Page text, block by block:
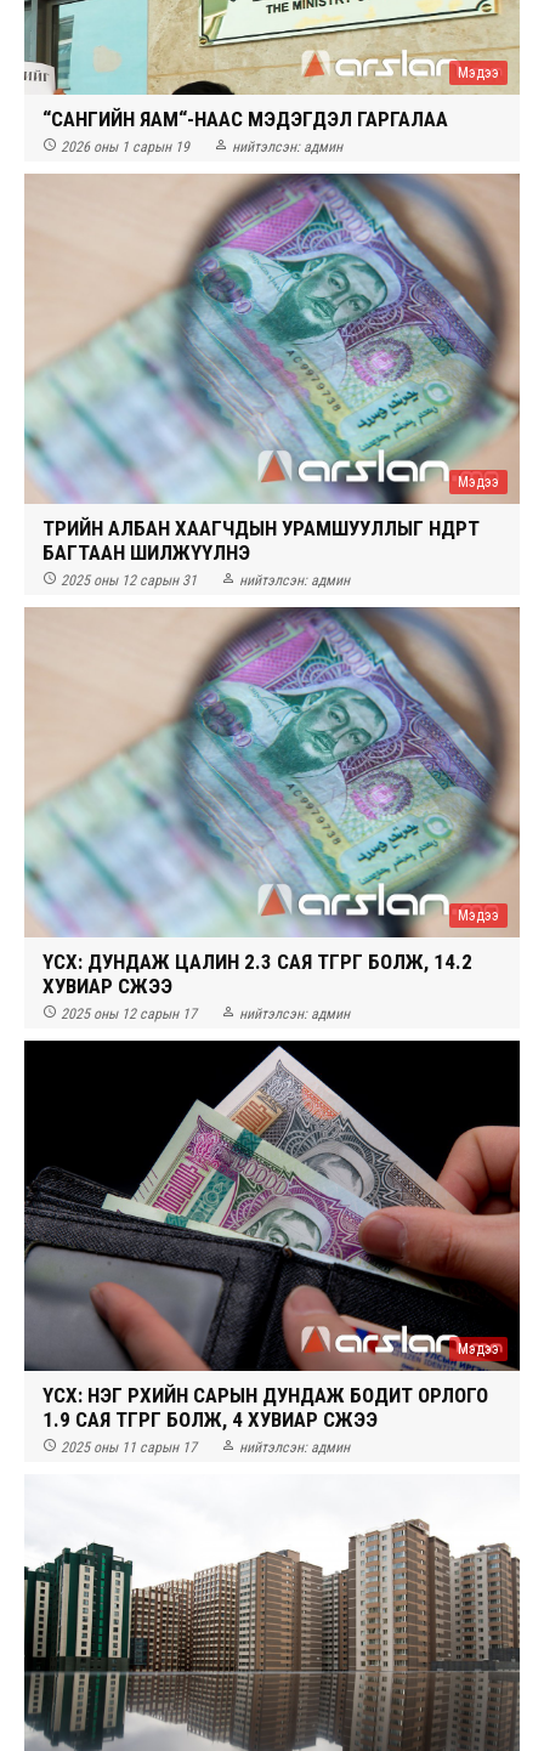
Мэдээ
“САНГИЙН ЯАМ“-НААС МЭДЭГДЭЛ ГАРГАЛАА
 2026 оны 1 сарын 19  нийтэлсэн: админ
Мэдээ
ТӨРИЙН АЛБАН ХААГЧДЫН УРАМШУУЛЛЫГ ӨНӨӨДӨРТ
БАГТААН ШИЛЖҮҮЛНЭ
 2025 оны 12 сарын 31  нийтэлсэн: админ
Мэдээ
ҮСХ: ДУНДАЖ ЦАЛИН 2.3 САЯ ТӨГРӨГ БОЛЖ, 14.2
ХУВИАР ӨСЖЭЭ
 2025 оны 12 сарын 17  нийтэлсэн: админ
Мэдээ
ҮСХ: НЭГ ӨРХИЙН САРЫН ДУНДАЖ БОДИТ ОРЛОГО
1.9 САЯ ТӨГРӨГ БОЛЖ, 4 ХУВИАР ӨСЖЭЭ
 2025 оны 11 сарын 17  нийтэлсэн: админ